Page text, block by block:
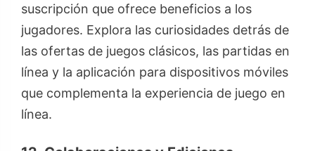
suscripción que ofrece beneficios a los
jugadores. Explora las curiosidades detrás de
las ofertas de juegos clásicos, las partidas en
línea y la aplicación para dispositivos móviles
que complementa la experiencia de juego en
línea.